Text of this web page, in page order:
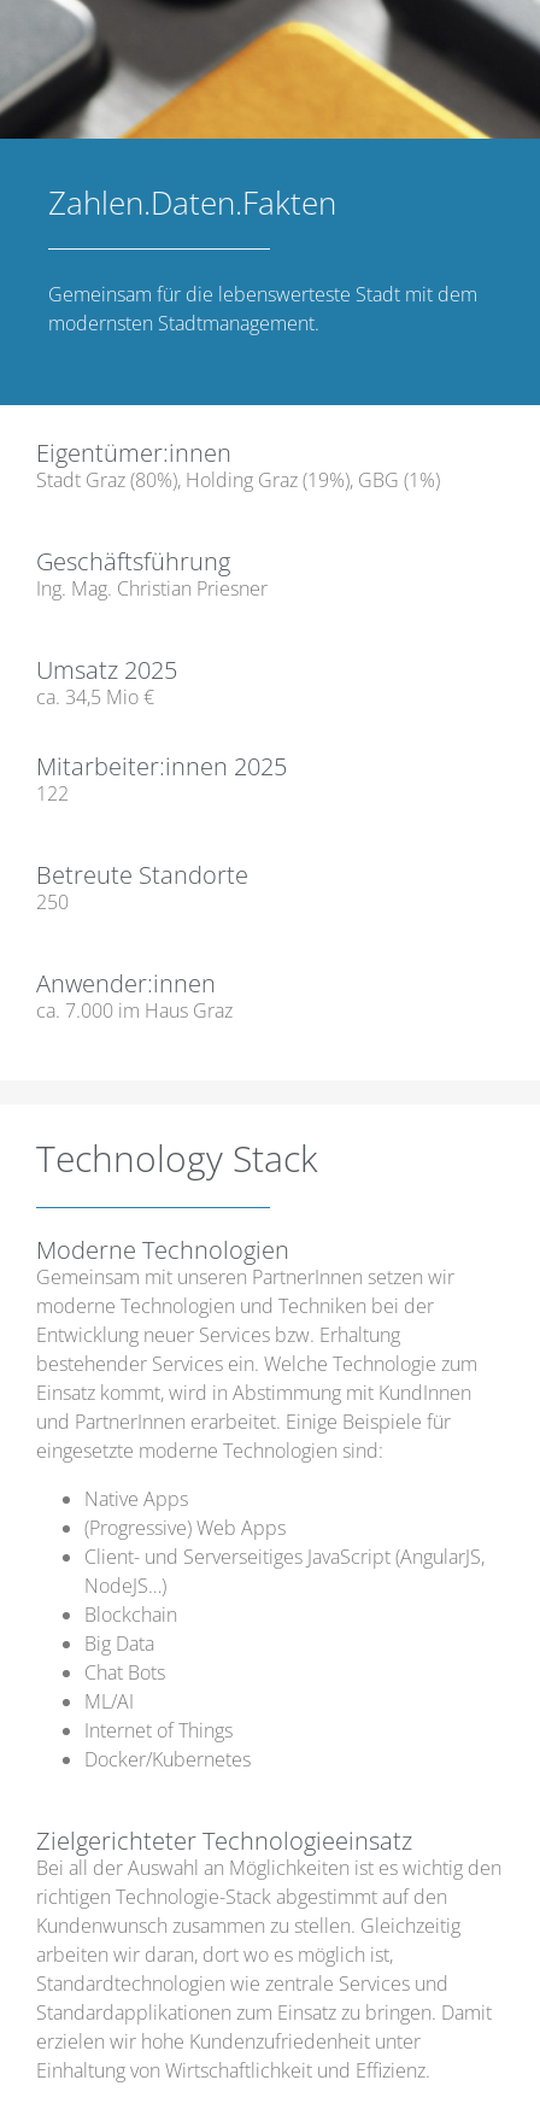
Zahlen.Daten.Fakten
Gemeinsam für die lebenswerteste Stadt mit dem
modernsten Stadtmanagement.
Eigentümer:innen
Stadt Graz (80%), Holding Graz (19%), GBG (1%)
Geschäftsführung
Ing. Mag. Christian Priesner
Umsatz 2025
ca. 34,5 Mio €
Mitarbeiter:innen 2025
122
Betreute Standorte
250
Anwender:innen
ca. 7.000 im Haus Graz
Technology Stack
Moderne Technologien
Gemeinsam mit unseren PartnerInnen setzen wir
moderne Technologien und Techniken bei der
Entwicklung neuer Services bzw. Erhaltung
bestehender Services ein. Welche Technologie zum
Einsatz kommt, wird in Abstimmung mit KundInnen
und PartnerInnen erarbeitet. Einige Beispiele für
eingesetzte moderne Technologien sind:
Native Apps
(Progressive) Web Apps
Client- und Serverseitiges JavaScript (AngularJS,
NodeJS…)
Blockchain
Big Data
Chat Bots
ML/AI
Internet of Things
Docker/Kubernetes
Zielgerichteter Technologieeinsatz
Bei all der Auswahl an Möglichkeiten ist es wichtig den
richtigen Technologie-Stack abgestimmt auf den
Kundenwunsch zusammen zu stellen. Gleichzeitig
arbeiten wir daran, dort wo es möglich ist,
Standardtechnologien wie zentrale Services und
Standardapplikationen zum Einsatz zu bringen. Damit
erzielen wir hohe Kundenzufriedenheit unter
Einhaltung von Wirtschaftlichkeit und Effizienz.